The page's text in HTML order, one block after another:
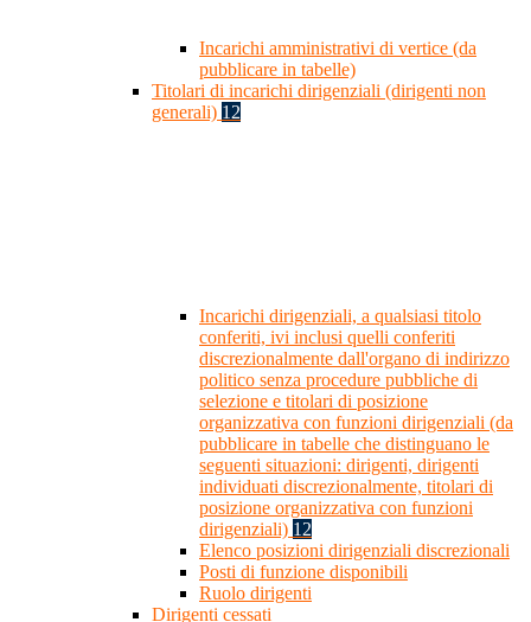
Incarichi amministrativi di vertice (da
pubblicare in tabelle)
Titolari di incarichi dirigenziali (dirigenti non
generali) 12
Incarichi dirigenziali, a qualsiasi titolo
conferiti, ivi inclusi quelli conferiti
discrezionalmente dall'organo di indirizzo
politico senza procedure pubbliche di
selezione e titolari di posizione
organizzativa con funzioni dirigenziali (da
pubblicare in tabelle che distinguano le
seguenti situazioni: dirigenti, dirigenti
individuati discrezionalmente, titolari di
posizione organizzativa con funzioni
dirigenziali) 12
Elenco posizioni dirigenziali discrezionali
Posti di funzione disponibili
Ruolo dirigenti
Dirigenti cessati